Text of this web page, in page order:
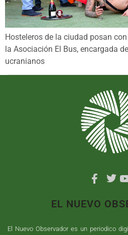
Hosteleros de la ciudad posan con
la Asociación El Bus, encargada
ucranianos
EL NUEVO
El Nuevo Observador es un periodico